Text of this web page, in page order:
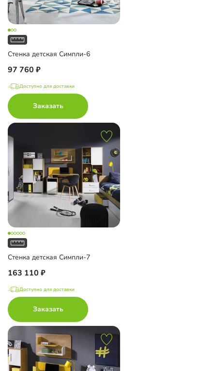
Стенка детская Симпли-6
97 760
Доступно для доставки
Заказать
Стенка детская Симпли-7
163 110
Доступно для доставки
Заказать